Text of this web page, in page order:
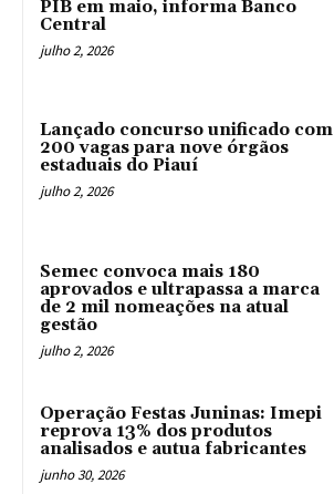
PIB em maio, informa Banco
Central
julho 2, 2026
Lançado concurso unificado com
200 vagas para nove órgãos
estaduais do Piauí
julho 2, 2026
Semec convoca mais 180
aprovados e ultrapassa a marca
de 2 mil nomeações na atual
gestão
julho 2, 2026
Operação Festas Juninas: Imepi
reprova 13% dos produtos
analisados e autua fabricantes
junho 30, 2026